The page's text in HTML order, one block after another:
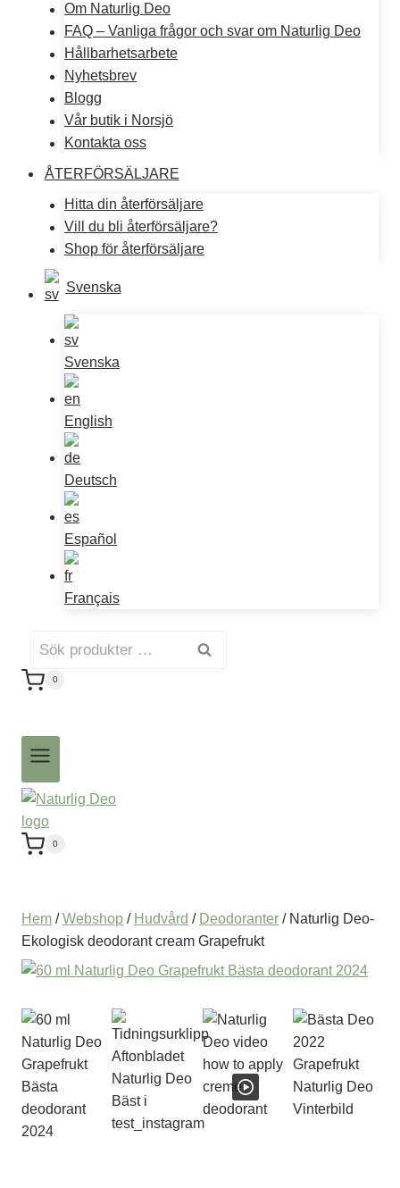
Om Naturlig Deo
FAQ – Vanliga frågor och svar om Naturlig Deo
Hållbarhetsarbete
Nyhetsbrev
Blogg
Vår butik i Norsjö
Kontakta oss
ÅTERFÖRSÄLJARE
Hitta din återförsäljare
Vill du bli återförsäljare?
Shop för återförsäljare
Svenska
Svenska
English
Deutsch
Español
Français
Sök
Sök
0
0
Hem / Webshop / Hudvård / Deodoranter / Naturlig Deo-
Ekologisk deodorant cream Grapefrukt